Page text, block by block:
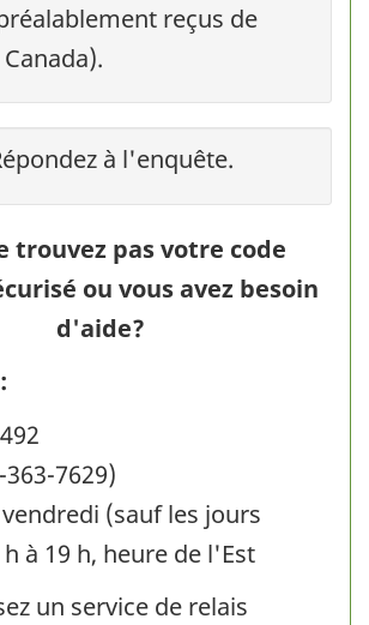
reçus de
à l'enquête.
trouvez pas votre code
ou vous avez besoin
d'aide?
363-7629)
(sauf les jours
à 19 h, heure de l'Est
un service de relais